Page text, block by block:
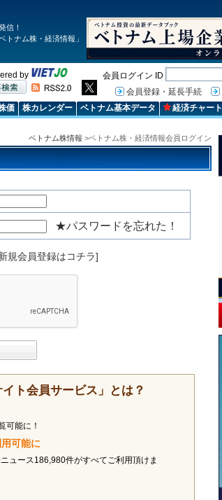
信！
トナム株・経済情報」
by 会員ログイン ID
会員登録・延長手続
価 株カレンダー ベトナム基本データ 経済チャート
ベトナム株情報 >ベトナム株・経済情報会員ログイン
★パスワードを忘れた！
規会員登録はコチラ]
ト会員サービス」とは？
可能に！
可能に
ュース186,980件がすべてご利用頂けま